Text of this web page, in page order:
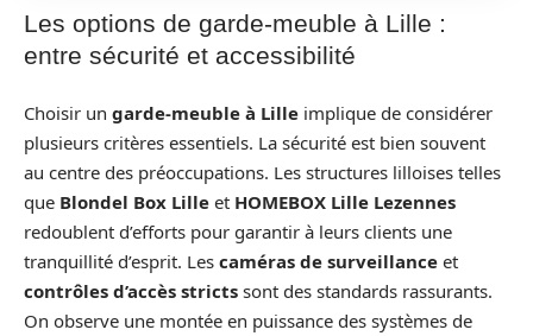
Les options de garde-meuble à Lille :
entre sécurité et accessibilité
Choisir un garde-meuble à Lille implique de considérer
plusieurs critères essentiels. La sécurité est bien souvent
au centre des préoccupations. Les structures lilloises telles
que Blondel Box Lille et HOMEBOX Lille Lezennes
redoublent d’efforts pour garantir à leurs clients une
tranquillité d’esprit. Les caméras de surveillance et
contrôles d’accès stricts sont des standards rassurants.
On observe une montée en puissance des systèmes de